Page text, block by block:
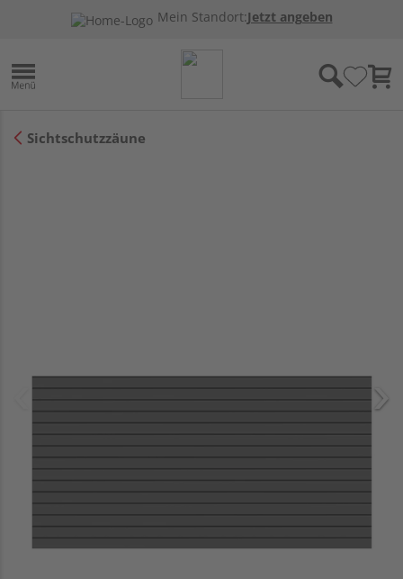
Mein Standort:Jetzt angeben
Sichtschutzzäune